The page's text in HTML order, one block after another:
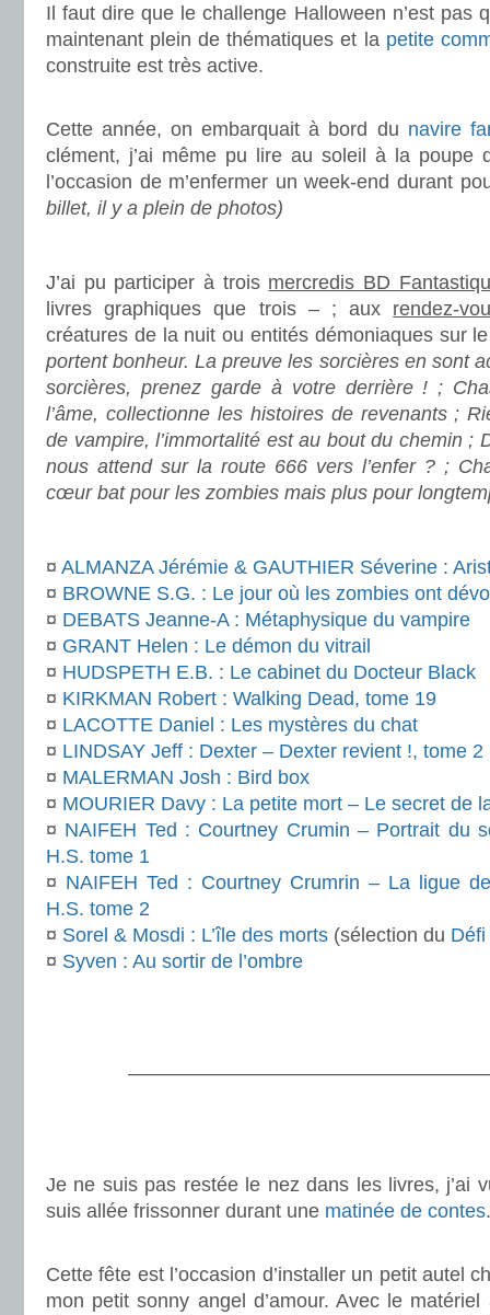
Il faut dire que le challenge Halloween n’est pas
maintenant plein de thématiques et la petite
construite est très active.
Cette année, on embarquait à bord du navire
clément, j’ai même pu lire au soleil à la poupe
l’occasion de m’enfermer un week-end durant
billet, il y a plein de photos)
J’ai pu participer à trois mercredis BD
livres graphiques que trois – ; aux rendez-
créatures de la nuit ou entités démoniaques sur
portent bonheur. La preuve les sorcières en sont
sorcières, prenez garde à votre derrière ! ;
l’âme, collectionne les histoires de revenants ;
de vampire, l’immortalité est au bout du chemin ;
nous attend sur la route 666 vers l’enfer ? ;
cœur bat pour les zombies mais plus pour
¤ ALMANZA Jérémie & GAUTHIER Séverine :
¤ BROWNE S.G. : Le jour où les zombies ont
¤ DEBATS Jeanne-A : Métaphysique du vampire
¤ GRANT Helen : Le démon du vitrail
¤ HUDSPETH E.B. : Le cabinet du Docteur Black
¤ KIRKMAN Robert : Walking Dead, tome 19
¤ LACOTTE Daniel : Les mystères du chat
¤ LINDSAY Jeff : Dexter – Dexter revient !, tome 2
¤ MALERMAN Josh : Bird box
¤ MOURIER Davy : La petite mort – Le secret de
¤ NAIFEH Ted : Courtney Crumin – Portrait du
H.S. tome 1
¤ NAIFEH Ted : Courtney Crumrin – La ligue
H.S. tome 2
¤ Sorel & Mosdi : L’île des morts (sélection du
¤ Syven : Au sortir de l’ombre
Je ne suis pas restée le nez dans les livres, j’ai
suis allée frissonner durant une matinée de contes.
Cette fête est l’occasion d’installer un petit autel
mon petit sonny angel d’amour. Avec le matériel